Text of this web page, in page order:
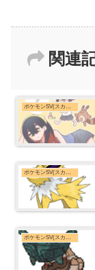
関連
ポケモンSV(スカーレット・バイオレット)まとめ